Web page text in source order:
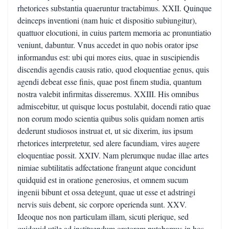
rhetorices substantia quaeruntur tractabimus. XXII. Quinque
deinceps inventioni (nam huic et dispositio subiungitur),
quattuor elocutioni, in cuius partem memoria ac pronuntiatio
veniunt, dabuntur. Vnus accedet in quo nobis orator ipse
informandus est: ubi qui mores eius, quae in suscipiendis
discendis agendis causis ratio, quod eloquentiae genus, quis
agendi debeat esse finis, quae post finem studia, quantum
nostra valebit infirmitas disseremus. XXIII. His omnibus
admiscebitur, ut quisque locus postulabit, docendi ratio quae
non eorum modo scientia quibus solis quidam nomen artis
dederunt studiosos instruat et, ut sic dixerim, ius ipsum
rhetorices interpretetur, sed alere facundiam, vires augere
eloquentiae possit. XXIV. Nam plerumque nudae illae artes
nimiae subtilitatis adfectatione frangunt atque concidunt
quidquid est in oratione generosius, et omnem sucum
ingenii bibunt et ossa detegunt, quae ut esse et adstringi
nervis suis debent, sic corpore operienda sunt. XXV.
Ideoque nos non particulam illam, sicuti plerique, sed